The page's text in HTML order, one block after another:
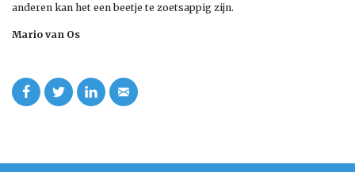
anderen kan het een beetje te zoetsappig zijn.
Mario van Os